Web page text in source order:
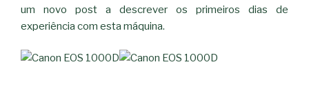
um novo post a descrever os primeiros dias de
experiência com esta máquina.